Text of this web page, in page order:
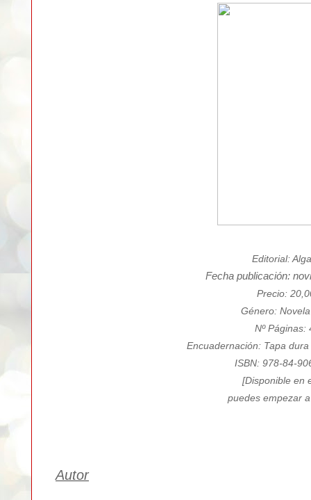
Editorial:
Fecha publicación:
Precio:
Género:
Nº Páginas:
Encuadernación: Tapa
ISBN: 978-84-
[Disponible en
puedes empezar
Autor